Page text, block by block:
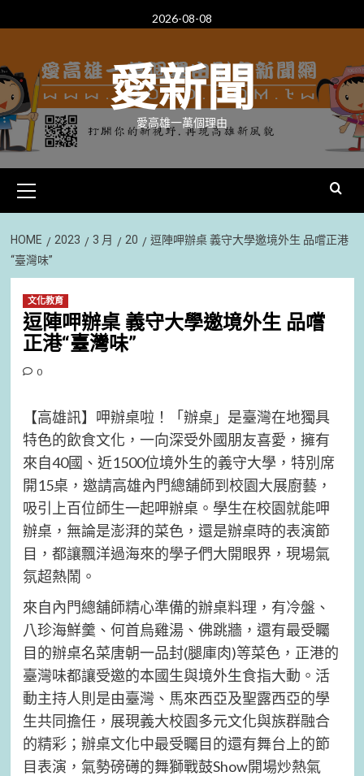
to
2026-08-08
愛新聞
愛高雄一萬個理由
Menu
HOME 2023 3 月 20
逗陣呷辦桌 義守大學邀境外生 品嚐正港
“臺灣味”
文化教育
逗陣呷辦桌 義守大學邀境外生 品嚐
正港“臺灣味”
0
【高雄訊】呷辦桌啦！「辦桌」是臺灣在地獨具
特色的飲食文化，一向深受外國朋友喜愛，擁有
來自40國、近1500位境外生的義守大學，特別席
開15桌，邀請高雄內門總舖師到校園大展廚藝，
吸引上百位師生一起呷辦桌。學生在校園就能呷
辦桌，無論是澎湃的菜色，還是辦桌時的表演節
目，都讓飄洋過海來的學子們大開眼界，現場氣
氛超熱鬧。
來自內門總舖師精心準備的辦桌料理，有冷盤、
八珍海鮮羹、何首烏雞湯、佛跳牆，還有最受矚
目的辦桌名菜唐朝一品封(腿庫肉)等菜色，正港的
臺灣味都讓受邀的本國生與境外生食指大動。活
動主持人則是由臺灣、馬來西亞及聖露西亞的學
生共同擔任，展現義大校園多元文化與族群融合
的精彩；辦桌文化中最受矚目的還有舞台上的節
目表演，氣勢磅礡的舞獅戰鼓Show開場炒熱氣